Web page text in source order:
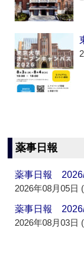
薬事日報
薬事日報
2026年08月05日
薬事日報
2026年08月03日